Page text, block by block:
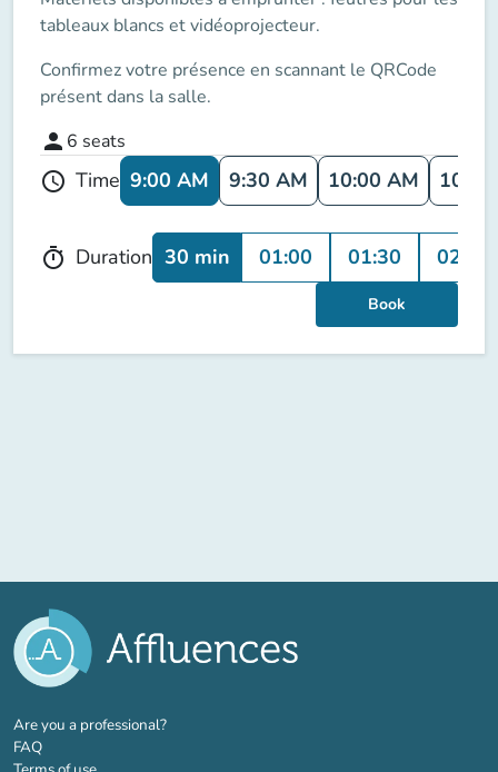
tableaux blancs et vidéoprojecteur.
Confirmez votre présence en scannant le QRCode
présent dans la salle.
person 6 seats
schedule Time 9:00 AM 9:30 AM 10:00 AM
timer Duration 30 min 01:00 01:30 02:00
Book
Are you a professional?(new tab)
FAQ